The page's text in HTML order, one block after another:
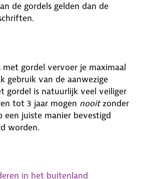
de gordels gelden dan de
met gordel vervoer je maximaal
gebruik van de aanwezige
gordel is natuurlijk veel veiliger
tot 3 jaar mogen nooitzonder
een juiste manier bevestigd
worden.
in het buitenland